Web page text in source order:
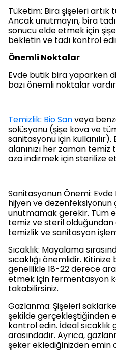
Tüketim: Bira şişeleri
Ancak unutmayın, bira
sonucu elde etmek için
bekletin ve tadı kontrol
Önemli Noktalar
Evde butik bira yaparken
bazı önemli noktalar
Temizlik: Bio Sanveya
solüsyonu (şişe kova ve
sanitasyonu için kullanılır).
alanınızı her zaman
aza indirmek için sterilize
Sanitasyonun Önemi:
hijyen ve
unutmamak gerekir. Tüm
temiz ve steril
temizlik ve sanitasyon
Sıcaklık: Mayalama
sıcaklığı önemlidir.
genellikle 18-22 derece
etmek için fermentasyon
takabilirsiniz.
Gazlanma: Şişeleri
şekilde gerçekleştiğinden
kontrol edin. İdeal
arasındadır. Ayrıca,
şeker eklediğinizden emin